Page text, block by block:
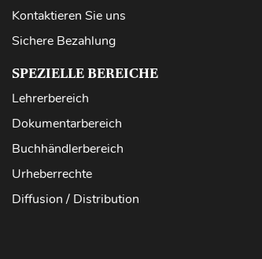
Kontaktieren Sie uns
Sichere Bezahlung
SPEZIELLE BEREICHE
Lehrerbereich
Dokumentarbereich
Buchhändlerbereich
Urheberrechte
Diffusion / Distribution